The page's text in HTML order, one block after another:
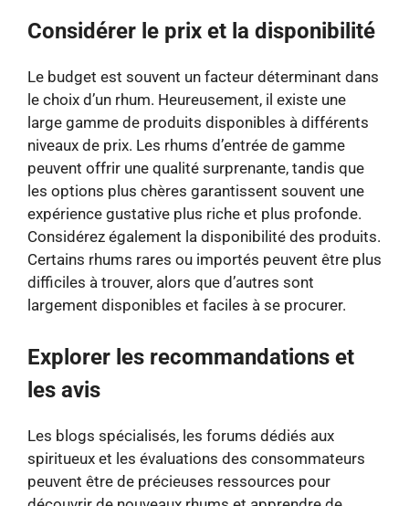
Considérer le prix et la disponibilité
Le budget est souvent un facteur déterminant dans
le choix d’un rhum. Heureusement, il existe une
large gamme de produits disponibles à différents
niveaux de prix. Les rhums d’entrée de gamme
peuvent offrir une qualité surprenante, tandis que
les options plus chères garantissent souvent une
expérience gustative plus riche et plus profonde.
Considérez également la disponibilité des produits.
Certains rhums rares ou importés peuvent être plus
difficiles à trouver, alors que d’autres sont
largement disponibles et faciles à se procurer.
Explorer les recommandations et
les avis
Les blogs spécialisés, les forums dédiés aux
spiritueux et les évaluations des consommateurs
peuvent être de précieuses ressources pour